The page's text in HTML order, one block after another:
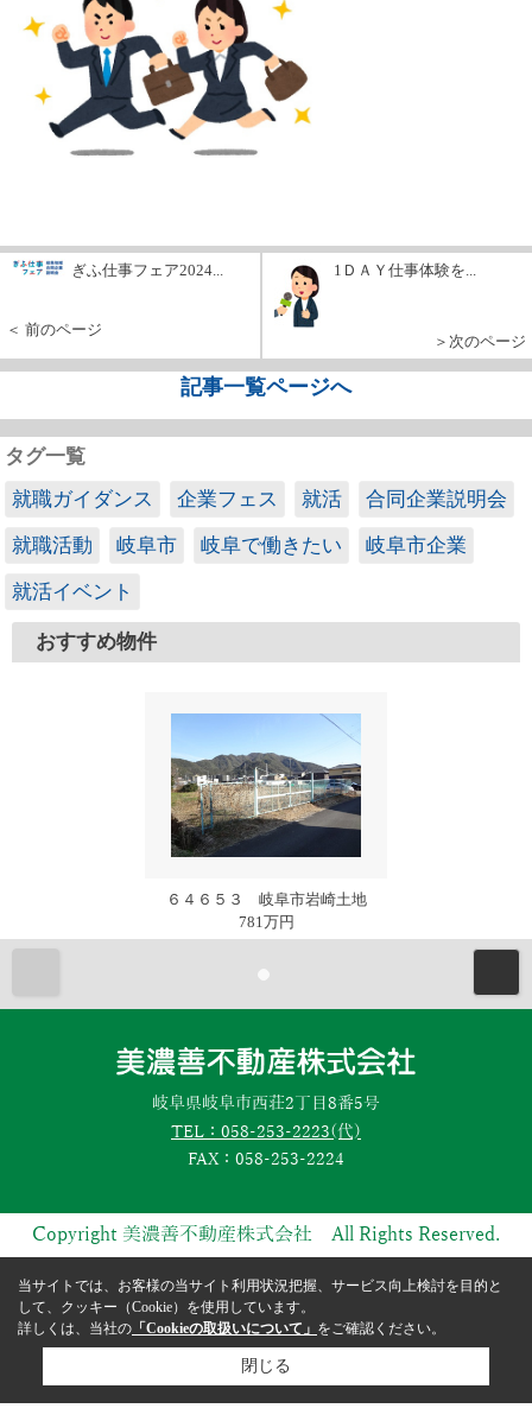
ぎふ仕事フェア2024...
＜ 前のページ
1ＤＡＹ仕事体験を...
＞次のページ
記事一覧ページへ
タグ一覧
就職ガイダンス
企業フェス 就活 合同企業説明会
就職活動 岐阜市 岐阜で働きたい 岐阜市企業
就活イベント
おすすめ物件
６４６５３ 岐阜市岩崎土地
781万円
岐阜県岐阜市西荘2丁目8番5号
TEL：058-253-2223(代)
FAX：058-253-2224
Copyright 美濃善不動産株式会社 All Rights Reserved.
当サイトでは、お客様の当サイト利用状況把握、サービス向上検討を目的と
して、クッキー（Cookie）を使用しています。
詳しくは、当社の 「Cookieの取扱いについて」 をご確認ください。
閉じる